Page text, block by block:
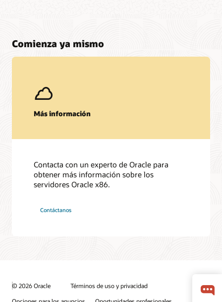
Comienza ya mismo
Más información
Contacta con un experto de Oracle para
obtener más información sobre los
servidores Oracle x86.
Contáctanos
© 2026 Oracle
Términos de uso y privacidad